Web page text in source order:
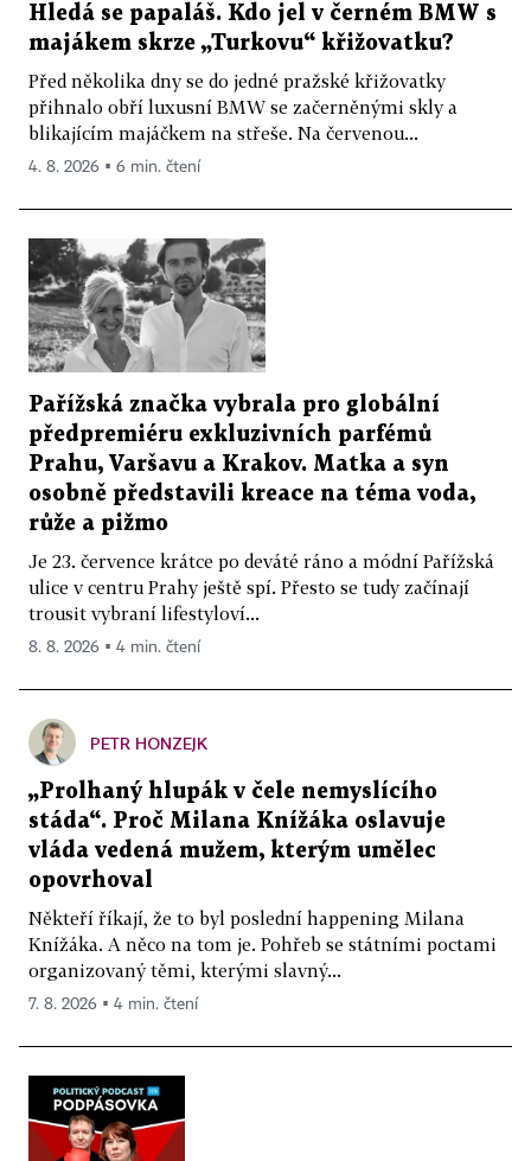
Hledá se papaláš. Kdo jel v černém BMW s
majákem skrze „Turkovu“ křižovatku?
Před několika dny se do jedné pražské křižovatky
přihnalo obří luxusní BMW se začerněnými skly a
blikajícím majáčkem na střeše. Na červenou...
4. 8. 2026 ▪ 6 min. čtení
Pařížská značka vybrala pro globální
předpremiéru exkluzivních parfémů
Prahu, Varšavu a Krakov. Matka a syn
osobně představili kreace na téma voda,
růže a pižmo
Je 23. července krátce po deváté ráno a módní Pařížská
ulice v centru Prahy ještě spí. Přesto se tudy začínají
trousit vybraní lifestyloví...
8. 8. 2026 ▪ 4 min. čtení
PETR HONZEJK
„Prolhaný hlupák v čele nemyslícího
stáda“. Proč Milana Knížáka oslavuje
vláda vedená mužem, kterým umělec
opovrhoval
Někteří říkají, že to byl poslední happening Milana
Knížáka. A něco na tom je. Pohřeb se státními poctami
organizovaný těmi, kterými slavný...
7. 8. 2026 ▪ 4 min. čtení